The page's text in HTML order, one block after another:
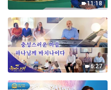
11:18
6:27